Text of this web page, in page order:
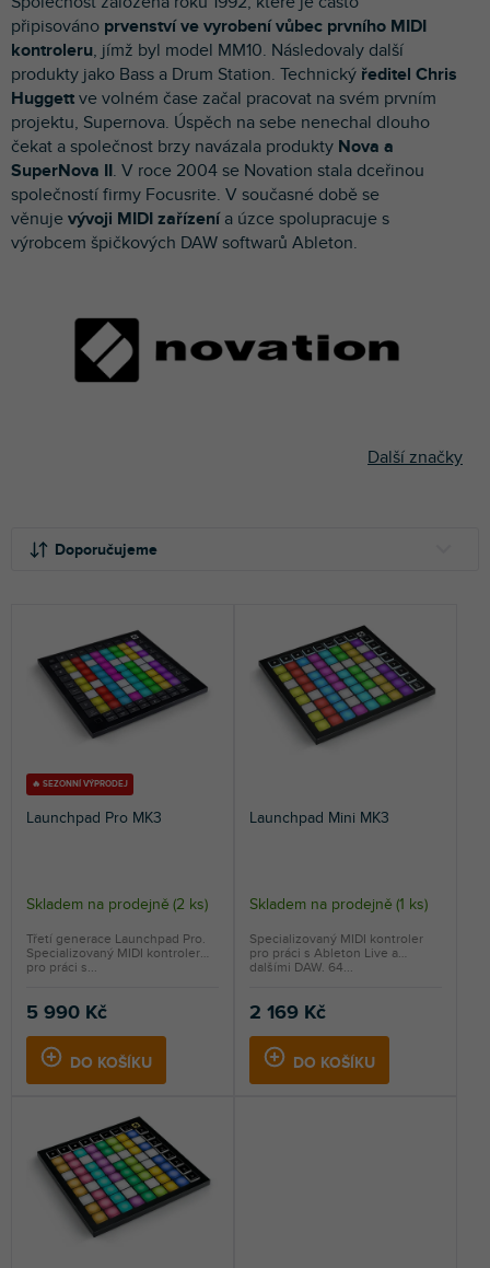
připisováno prvenství ve vyrobení vůbec prvního MIDI
kontroleru, jímž byl model MM10. Následovaly další
produkty jako Bass a Drum Station. Technický ředitel Chris
Huggett ve volném čase začal pracovat na svém prvním
projektu, Supernova. Úspěch na sebe nenechal dlouho
čekat a společnost brzy navázala produkty Nova a
SuperNova II. V roce 2004 se Novation stala dceřinou
společností firmy Focusrite. V současné době se
věnuje vývoji MIDI zařízenía úzce spolupracuje s
výrobcem špičkových DAW softwarů Ableton.
Další značky
Doporučujeme
NEJPRODÁVANĚJŠÍ
ABECEDNĚ
p
r
o
d
u
k
t
ů
🔥 SEZONNÍ VÝPRODEJ
Launchpad Pro MK3
Skladem na prodejně (2 ks)
5 990 Kč
DO KOŠÍKU
Třetí generace Launchpad Pro.
Specializovaný MIDI kontroler
pro práci s...
Launchpad Mini MK3
Skladem na prodejně (1 ks)
2 169 Kč
DO KOŠÍKU
Specializovaný MIDI kontroler
pro práci s Ableton Live a
dalšími DAW. 64...